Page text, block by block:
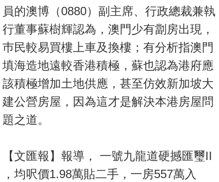
地
產
新
聞
數
據
公
手
冊
員的澳博（0880）副主席、行政總裁兼執
行董事蘇樹輝認為，澳門少有劏房出現，
巿民較易買樓上車及換樓；有分析指澳門
填海造地遠較香港積極，蘇也認為港府應
該積極增加土地供應，甚至仿效新加坡大
建公營房屋，因為這才是解決本港房屋問
題之道。
【文匯報】報導， 一號九龍道硬撼匯璽II
，均呎價1.98萬貼二手，一房557萬入